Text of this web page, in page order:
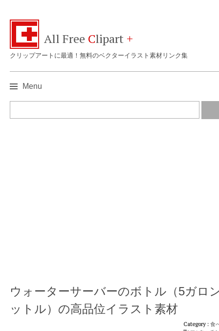
All Free Clipart +
クリップアートに最適！無料のベクターイラスト素材リンク集
Menu
ウォーターサーバーのボトル（5ガロ
ットル）の高品位イラスト素材
Category : 食